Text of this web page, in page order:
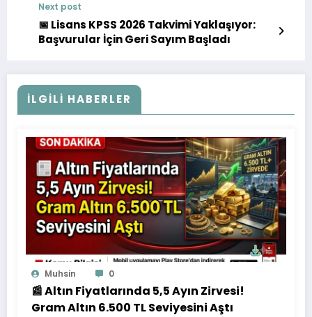
Next post
📅 Lisans KPSS 2026 Takvimi Yaklaşıyor:
Başvurular İçin Geri Sayım Başladı
İLGILI HABERLER
Muhsin 0
📰 Altın Fiyatlarında 5,5 Ayın Zirvesi!
Gram Altın 6.500 TL Seviyesini Aştı